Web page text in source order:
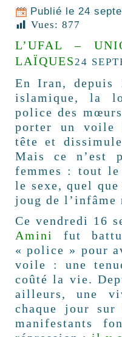
Publié le 24
Vues: 877
L’UFAL –
LAÏQUES24
En Iran, depuis
islamique, la
police des
porter un voile
tête et
Mais ce n’est
femmes : tout
le sexe, quel
joug de l’infâme
Ce vendredi 16
Amini
fut
« police » pour
voile : une
coûté la vie.
ailleurs, une
chaque jour
manifestants